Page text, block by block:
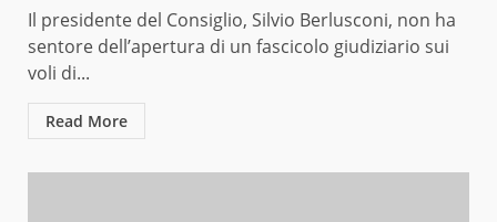
Il presidente del Consiglio, Silvio Berlusconi, non ha
sentore dell’apertura di un fascicolo giudiziario sui
voli di...
Read More